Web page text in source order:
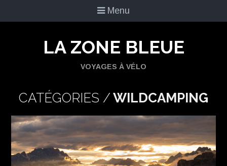
Menu
LA ZONE BLEUE
VOYAGES À VÉLO
CATÉGORIES / WILDCAMPING